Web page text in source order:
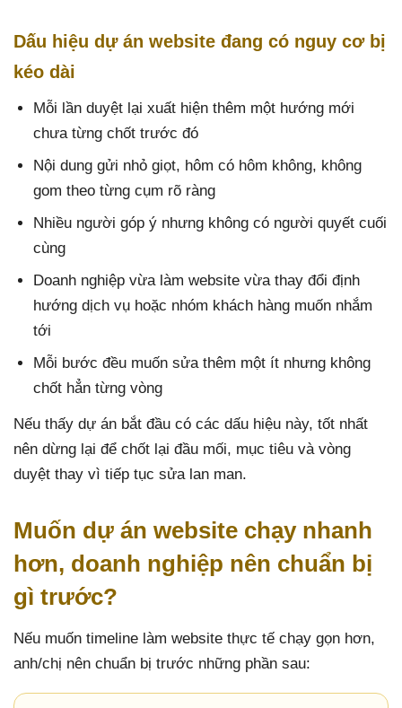
Dấu hiệu dự án website đang có nguy cơ bị
kéo dài
Mỗi lần duyệt lại xuất hiện thêm một hướng mới
chưa từng chốt trước đó
Nội dung gửi nhỏ giọt, hôm có hôm không, không
gom theo từng cụm rõ ràng
Nhiều người góp ý nhưng không có người quyết cuối
cùng
Doanh nghiệp vừa làm website vừa thay đổi định
hướng dịch vụ hoặc nhóm khách hàng muốn nhắm
tới
Mỗi bước đều muốn sửa thêm một ít nhưng không
chốt hẳn từng vòng
Nếu thấy dự án bắt đầu có các dấu hiệu này, tốt nhất
nên dừng lại để chốt lại đầu mối, mục tiêu và vòng
duyệt thay vì tiếp tục sửa lan man.
Muốn dự án website chạy nhanh
hơn, doanh nghiệp nên chuẩn bị
gì trước?
Nếu muốn timeline làm website thực tế chạy gọn hơn,
anh/chị nên chuẩn bị trước những phần sau: